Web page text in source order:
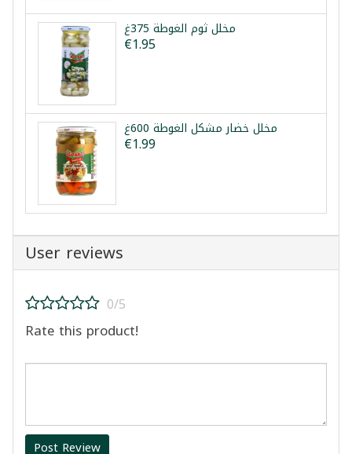
مخلل ثوم الغوطة 375غ
€1.95
مخلل خضار مشكل الغوطة 600غ
€1.99
User reviews
0/5
Rate this product!
Post Review